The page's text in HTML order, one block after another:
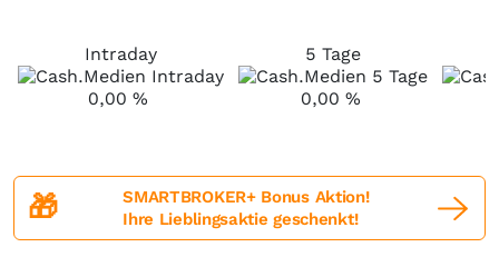
Intraday
0,00 %
5 Tage
0,00 %
🎁
SMARTBROKER+ Bonus Aktion!
Ihre Lieblingsaktie geschenkt!